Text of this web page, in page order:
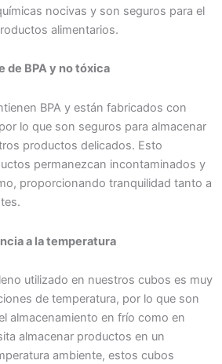
nocivas y son seguros para el
alimentarios.
de BPA y no tóxica
BPA y están fabricados con
lo que son seguros para almacenar
productos delicados. Esto
permanezcan incontaminados y
proporcionando tranquilidad tanto a
a la temperatura
utilizado en nuestros cubos es muy
de temperatura, por lo que son
almacenamiento en frío como en
almacenar productos en un
ambiente, estos cubos